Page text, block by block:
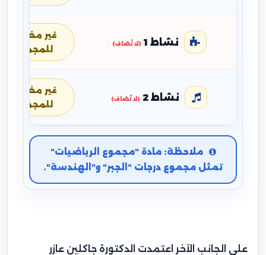
نشاط 1 (لا تُضاف)
غير مضافة
للمجموع
نشاط 2 (لا تُضاف)
غير مضافة
للمجموع
ملاحظة: مادة "مجموع الرياضيات"
تمثل مجموع درجات "الجبر" و"الهندسة".
على الجانب الآخر اعتمدت الدكتورة جاكلين عازر